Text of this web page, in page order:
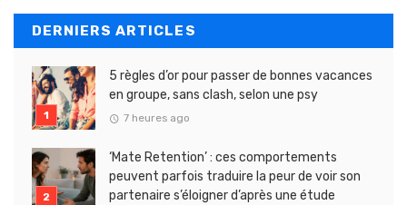
DERNIERS ARTICLES
5 règles d’or pour passer de bonnes vacances
en groupe, sans clash, selon une psy
7 heures ago
‘Mate Retention’ : ces comportements
peuvent parfois traduire la peur de voir son
partenaire s’éloigner d’après une étude